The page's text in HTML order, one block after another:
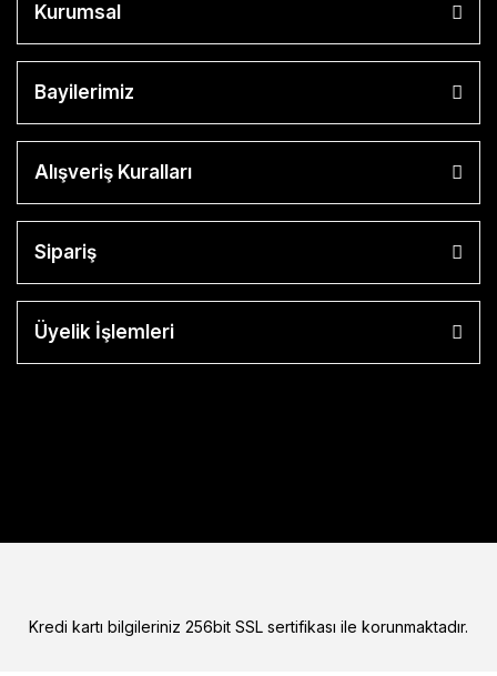
Kurumsal
Bayilerimiz
Alışveriş Kuralları
Sipariş
Üyelik İşlemleri
Kredi kartı bilgileriniz 256bit SSL sertifikası ile korunmaktadır.